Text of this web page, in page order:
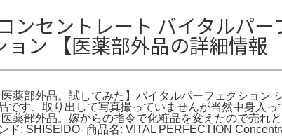
セントレート バイタルパ
ョン 【医薬部外品の詳細情報
薬部外品。試してみた】バイタルパーフェクション
す、取り出して写真撮っていませんが当然中身入
薬部外品。嫁からの指令で化粧品を変えたので売れ
ド: SHISEIDO- 商品名: VITAL PERFECTION